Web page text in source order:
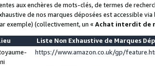
aux enchères de mots-clés, de termes de
de nos marques déposées est accessible
exemple) (collectivement, un « Achat interdit de
Liste Non Exhaustive de Marques
https://www.amazon.co.uk/gp/